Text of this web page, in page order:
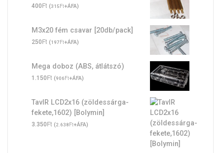
400Ft (315Ft+ÁFA)
M3x20 fém csavar [20db/pack]
250Ft (197Ft+ÁFA)
Mega doboz (ABS, átlátszó)
1.150Ft (906Ft+ÁFA)
TavIR LCD2x16 (zöldessárga-
fekete,1602) [Bolymin]
3.350Ft (2.638Ft+ÁFA)